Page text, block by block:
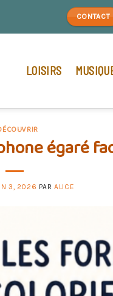
CONTACT
LOISIRS
égaré
3, 2026 PARALICE